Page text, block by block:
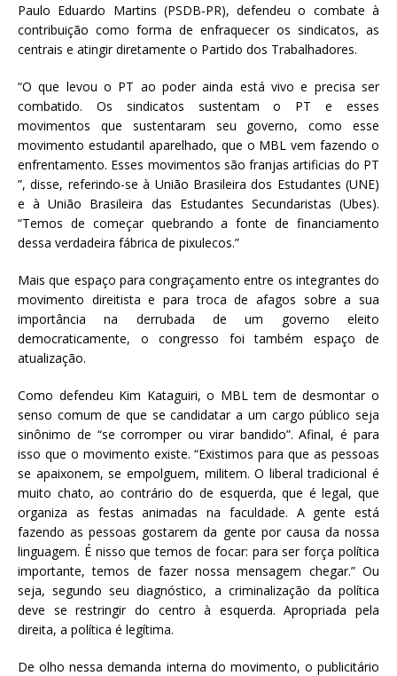
Paulo Eduardo Martins (PSDB-PR), defendeu o combate à
contribuição como forma de enfraquecer os sindicatos, as
centrais e atingir diretamente o Partido dos Trabalhadores.
“O que levou o PT ao poder ainda está vivo e precisa ser
combatido. Os sindicatos sustentam o PT e esses
movimentos que sustentaram seu governo, como esse
movimento estudantil aparelhado, que o MBL vem fazendo o
enfrentamento. Esses movimentos são franjas artificias do PT
”, disse, referindo-se à União Brasileira dos Estudantes (UNE)
e à União Brasileira das Estudantes Secundaristas (Ubes).
“Temos de começar quebrando a fonte de financiamento
dessa verdadeira fábrica de pixulecos.”
Mais que espaço para congraçamento entre os integrantes do
movimento direitista e para troca de afagos sobre a sua
importância na derrubada de um governo eleito
democraticamente, o congresso foi também espaço de
atualização.
Como defendeu Kim Kataguiri, o MBL tem de desmontar o
senso comum de que se candidatar a um cargo público seja
sinônimo de “se corromper ou virar bandido”. Afinal, é para
isso que o movimento existe. “Existimos para que as pessoas
se apaixonem, se empolguem, militem. O liberal tradicional é
muito chato, ao contrário do de esquerda, que é legal, que
organiza as festas animadas na faculdade. A gente está
fazendo as pessoas gostarem da gente por causa da nossa
linguagem. É nisso que temos de focar: para ser força política
importante, temos de fazer nossa mensagem chegar.” Ou
seja, segundo seu diagnóstico, a criminalização da política
deve se restringir do centro à esquerda. Apropriada pela
direita, a política é legítima.
De olho nessa demanda interna do movimento, o publicitário